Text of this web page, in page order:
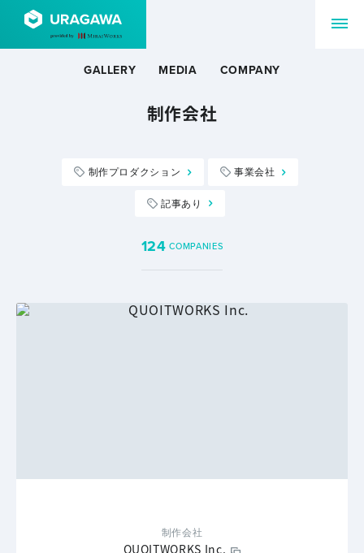
GALLERY MEDIA COMPANY
制作会社
制作プロダクション 事業会社
記事あり
124 COMPANIES
制作会社
QUOITWORKS Inc.